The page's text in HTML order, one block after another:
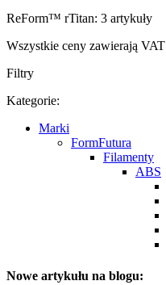
ReForm™ rTitan: 3 artykuły
Wszystkie ceny zawierają VAT
Filtry
Kategorie:
Marki
FormFutura
Filamenty
ABS
Nowe artykułu na blogu: